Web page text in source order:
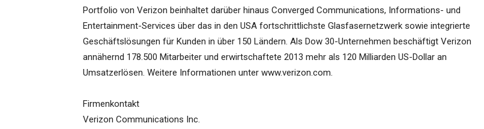
Portfolio von Verizon beinhaltet darüber hinaus Converged Communications, Informations- und
Entertainment-Services über das in den USA fortschrittlichste Glasfasernetzwerk sowie integrierte
Geschäftslösungen für Kunden in über 150 Ländern. Als Dow 30-Unternehmen beschäftigt Verizon
annähernd 178.500 Mitarbeiter und erwirtschaftete 2013 mehr als 120 Milliarden US-Dollar an
Umsatzerlösen. Weitere Informationen unter www.verizon.com.
Firmenkontakt
Verizon Communications Inc.